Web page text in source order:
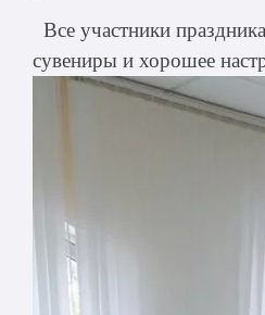
Все участники
сувениры и хорошее